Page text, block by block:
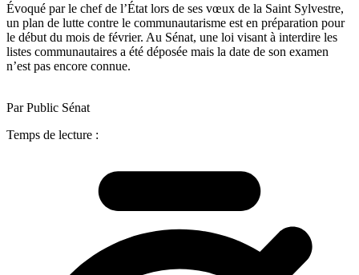
Évoqué par le chef de l’État lors de ses vœux de la Saint Sylvestre,
un plan de lutte contre le communautarisme est en préparation pour
le début du mois de février. Au Sénat, une loi visant à interdire les
listes communautaires a été déposée mais la date de son examen
n’est pas encore connue.
Par Public Sénat
Temps de lecture :